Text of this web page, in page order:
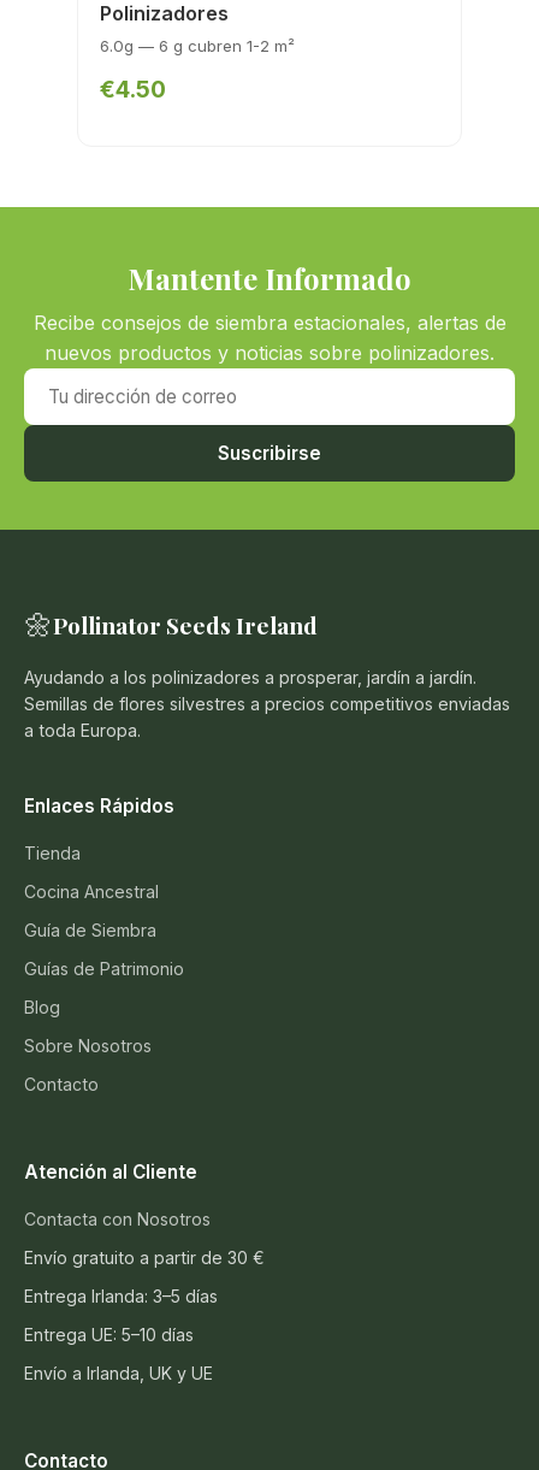
Polinizadores
6.0g — 6 g cubren 1-2 m²
€4.50
Mantente Informado
Recibe consejos de siembra estacionales, alertas de
nuevos productos y noticias sobre polinizadores.
Tu dirección de correo
Suscribirse
🌼Pollinator Seeds Ireland
Ayudando a los polinizadores a prosperar, jardín a jardín.
Semillas de flores silvestres a precios competitivos enviadas
a toda Europa.
Enlaces Rápidos
Tienda
Cocina Ancestral
Guía de Siembra
Guías de Patrimonio
Blog
Sobre Nosotros
Contacto
Atención al Cliente
Contacta con Nosotros
Envío gratuito a partir de 30 €
Entrega Irlanda: 3–5 días
Entrega UE: 5–10 días
Envío a Irlanda, UK y UE
Contacto